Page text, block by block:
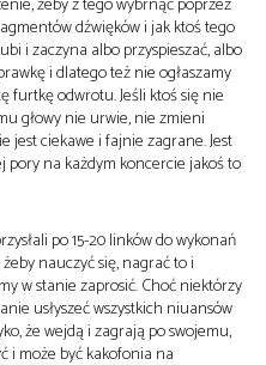
dźwięków i jak ktoś tego
i zaczyna albo przyspieszać, albo
i dlatego też nie ogłaszamy
furtkę odwrotu. Jeśli ktoś się nie
głowy nie urwie, nie zmieni
jest ciekawe i fajnie zagrane. Jest
na każdym koncercie jakoś to
po 15-20 linków do wykonań
nauczyć się, nagrać to i
w stanie zaprosić. Choć niektórzy
usłyszeć wszystkich niuansów
że wejdą i zagrają po swojemu,
i może być kakofonia na